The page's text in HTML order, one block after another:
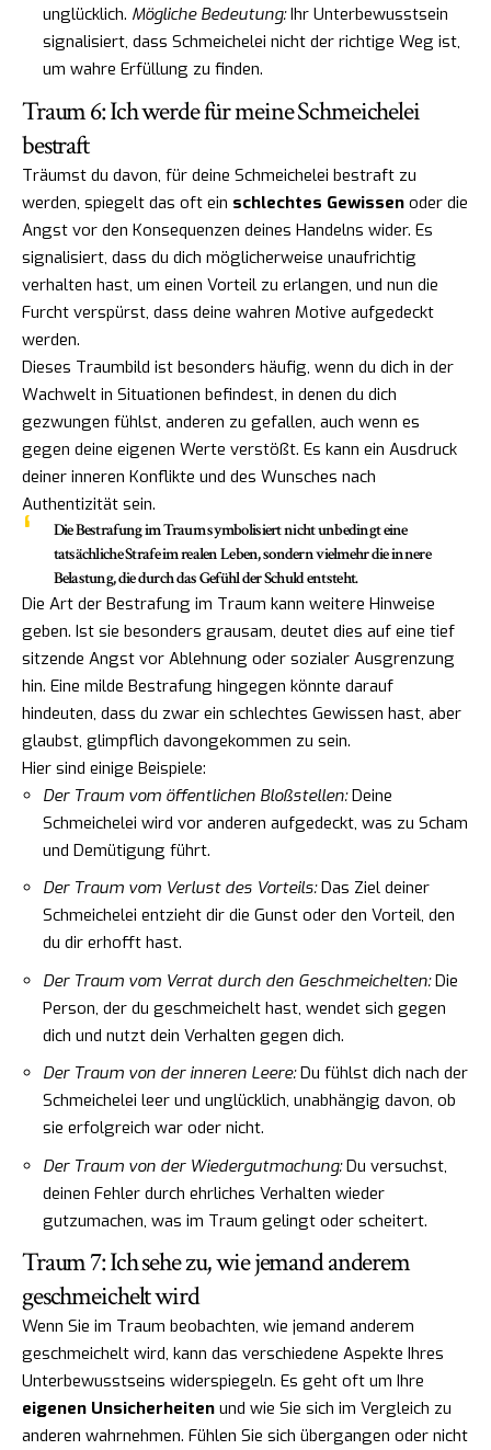
unglücklich. Mögliche Bedeutung:Ihr Unterbewusstsein
signalisiert, dass Schmeichelei nicht der richtige Weg ist,
um wahre Erfüllung zu finden.
Traum 6: Ich werde für meine Schmeichelei
bestraft
Träumst du davon, für deine Schmeichelei bestraft zu
werden, spiegelt das oft ein schlechtes Gewissen oder die
Angst vor den Konsequenzen deines Handelns wider. Es
signalisiert, dass du dich möglicherweise unaufrichtig
verhalten hast, um einen Vorteil zu erlangen, und nun die
Furcht verspürst, dass deine wahren Motive aufgedeckt
werden.
Dieses Traumbild ist besonders häufig, wenn du dich in der
Wachwelt in Situationen befindest, in denen du dich
gezwungen fühlst, anderen zu gefallen, auch wenn es
gegen deine eigenen Werte verstößt. Es kann ein Ausdruck
deiner inneren Konflikte und des Wunsches nach
Authentizität sein.
Die Bestrafung im Traum symbolisiert nicht unbedingt eine
tatsächliche Strafe im realen Leben, sondern vielmehr dieinnere
Belastung, die durch das Gefühl der Schuld entsteht.
Die Art der Bestrafung im Traum kann weitere Hinweise
geben. Ist sie besonders grausam, deutet dies auf eine tief
sitzende Angst vor Ablehnung oder sozialer Ausgrenzung
hin. Eine milde Bestrafung hingegen könnte darauf
hindeuten, dass du zwar ein schlechtes Gewissen hast, aber
glaubst, glimpflich davongekommen zu sein.
Hier sind einige Beispiele:
Der Traum vom öffentlichen Bloßstellen:Deine
Schmeichelei wird vor anderen aufgedeckt, was zu Scham
und Demütigung führt.
Der Traum vom Verlust des Vorteils:Das Ziel deiner
Schmeichelei entzieht dir die Gunst oder den Vorteil, den
du dir erhofft hast.
Der Traum vom Verrat durch den Geschmeichelten:Die
Person, der du geschmeichelt hast, wendet sich gegen
dich und nutzt dein Verhalten gegen dich.
Der Traum von der inneren Leere:Du fühlst dich nach der
Schmeichelei leer und unglücklich, unabhängig davon, ob
sie erfolgreich war oder nicht.
Der Traum von der Wiedergutmachung:Du versuchst,
deinen Fehler durch ehrliches Verhalten wieder
gutzumachen, was im Traum gelingt oder scheitert.
Traum 7: Ich sehe zu, wie jemand anderem
geschmeichelt wird
Wenn Sie im Traum beobachten, wie jemand anderem
geschmeichelt wird, kann das verschiedene Aspekte Ihres
Unterbewusstseins widerspiegeln. Es geht oft um Ihre
eigenen Unsicherheiten und wie Sie sich im Vergleich zu
anderen wahrnehmen. Fühlen Sie sich übergangen oder nicht